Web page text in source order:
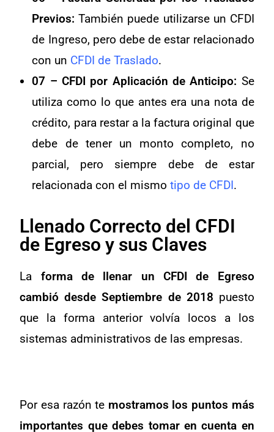
Previos: También puede utilizarse un CFDI
de Ingreso, pero debe de estar relacionado
con un CFDI de Traslado.
07 – CFDI por Aplicación de Anticipo: Se
utiliza como lo que antes era una nota de
crédito, para restar a la factura original que
debe de tener un monto completo, no
parcial, pero siempre debe de estar
relacionada con el mismotipo de CFDI.
Llenado Correcto del CFDI
de Egreso y sus Claves
La forma de llenar un CFDI de Egreso
cambió desde Septiembre de 2018 puesto
que la forma anterior volvía locos a los
sistemas administrativos de las empresas.
Por esa razón te mostramos los puntos más
importantes que debes tomar en cuenta en